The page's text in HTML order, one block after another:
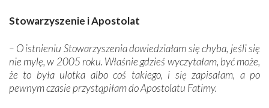
Stowarzyszenie i Apostolat
– O istnieniu Stowarzyszenia dowiedziałam się chyba, jeśli się
nie mylę, w 2005 roku. Właśnie gdzieś wyczytałam, być może,
że to była ulotka albo coś takiego, i się zapisałam, a po
pewnym czasie przystąpiłam do Apostolatu Fatimy.